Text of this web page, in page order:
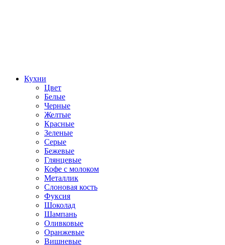
Кухни
Цвет
Белые
Черные
Желтые
Красные
Зеленые
Серые
Бежевые
Глянцевые
Кофе с молоком
Металлик
Слоновая кость
Фуксия
Шоколад
Шампань
Оливковые
Оранжевые
Вишневые